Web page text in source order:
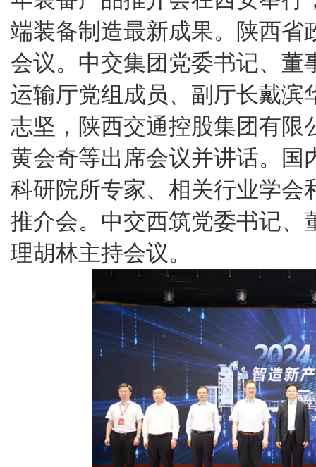
端装备制造最新成果。陕西省
会议。中交集团党委书记、董
运输厅党组成员、副厅长戴滨
志坚，陕西交通控股集团有限
黄会奇等出席会议并讲话。国
科研院所专家、相关行业学会
推介会。中交西筑党委书记、
理胡林主持会议。